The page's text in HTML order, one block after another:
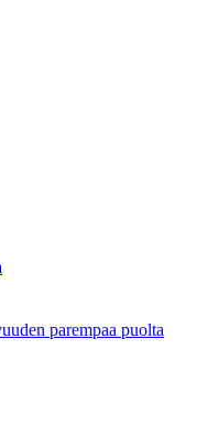
parempaa puolta